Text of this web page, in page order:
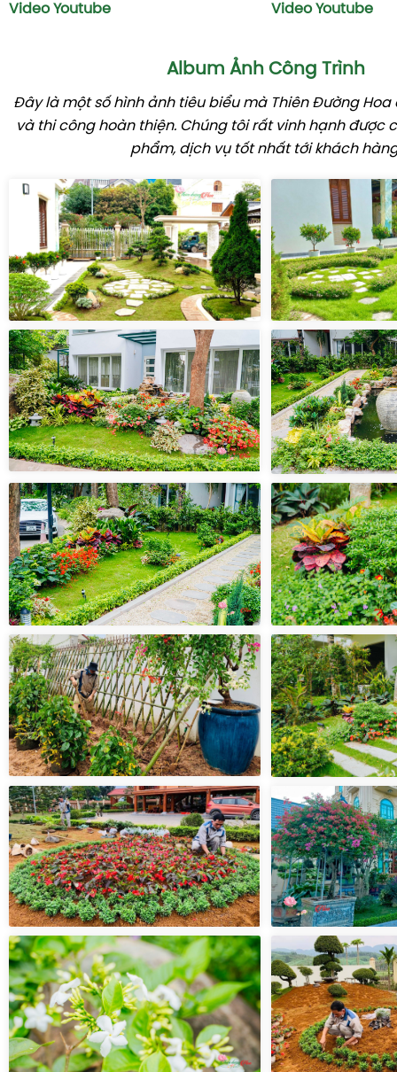
Video Youtube Video Youtube
Album Ảnh Công Trình
Đây là một số hình ảnh tiêu biểu mà Thiên Đường Hoa
và thi công hoàn thiện. Chúng tôi rất vinh hạnh được
phẩm, dịch vụ tốt nhất tới khách